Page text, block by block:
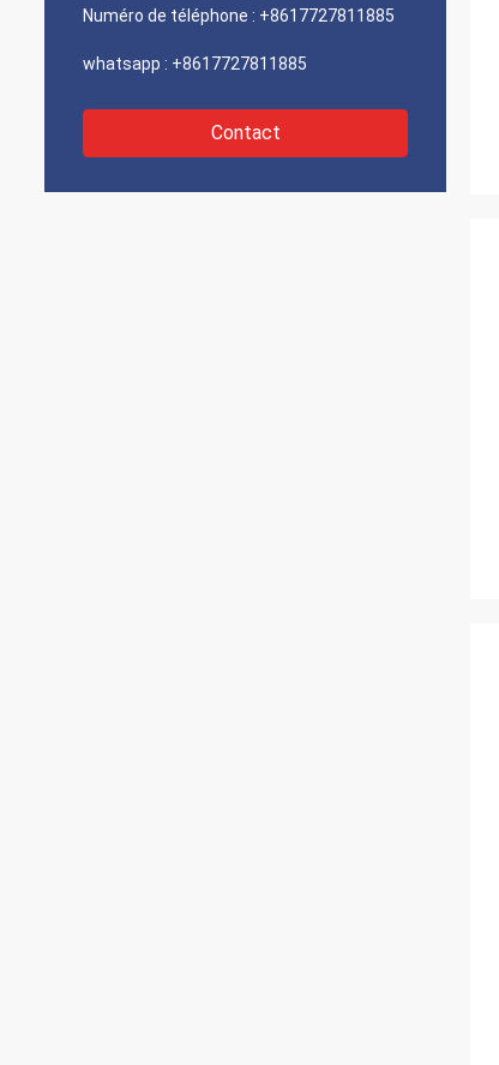
Numéro de téléphone : +8617727811885
whatsapp : +8617727811885
Contact